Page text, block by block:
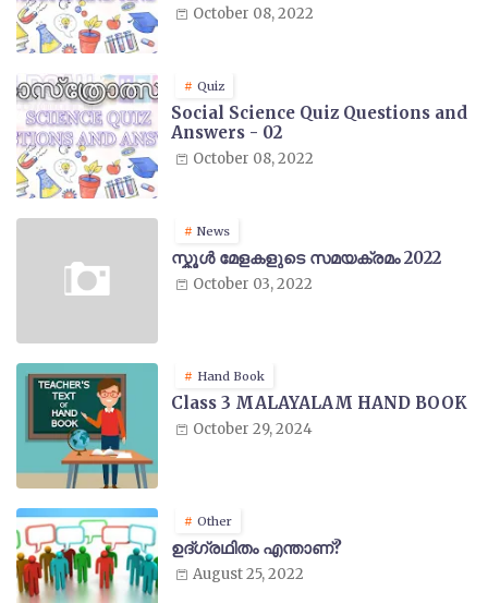
October 08, 2022
Quiz
Social Science Quiz Questions and
Answers - 02
October 08, 2022
News
സ്കൂൾ മേളകളുടെ സമയക്രമം 2022
October 03, 2022
Hand Book
Class 3 MALAYALAM HAND BOOK
October 29, 2024
Other
ഉദ്ഗ്രഥിതം എന്താണ്?
August 25, 2022